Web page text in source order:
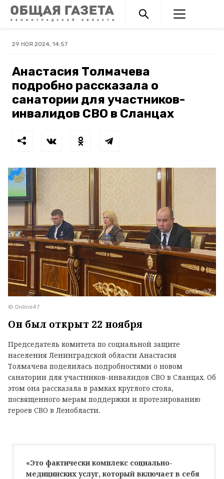
29 НОЯ 2024, 14:57
Анастасия Толмачева
подробно рассказала о
санатории для участников-
инвалидов СВО в Сланцах
© Online47
Он был открыт 22 ноября
Председатель комитета по социальной защите
населения Ленинградской области Анастасия
Толмачева поделилась подробностями о новом
санатории для участников-инвалидов СВО в Сланцах. Об
этом она рассказала в рамках круглого стола,
посвященного мерам поддержки и протезированию
героев СВО в Ленобласти.
«Это фактически комплекс социально-
медицинских услуг, который включает в себя